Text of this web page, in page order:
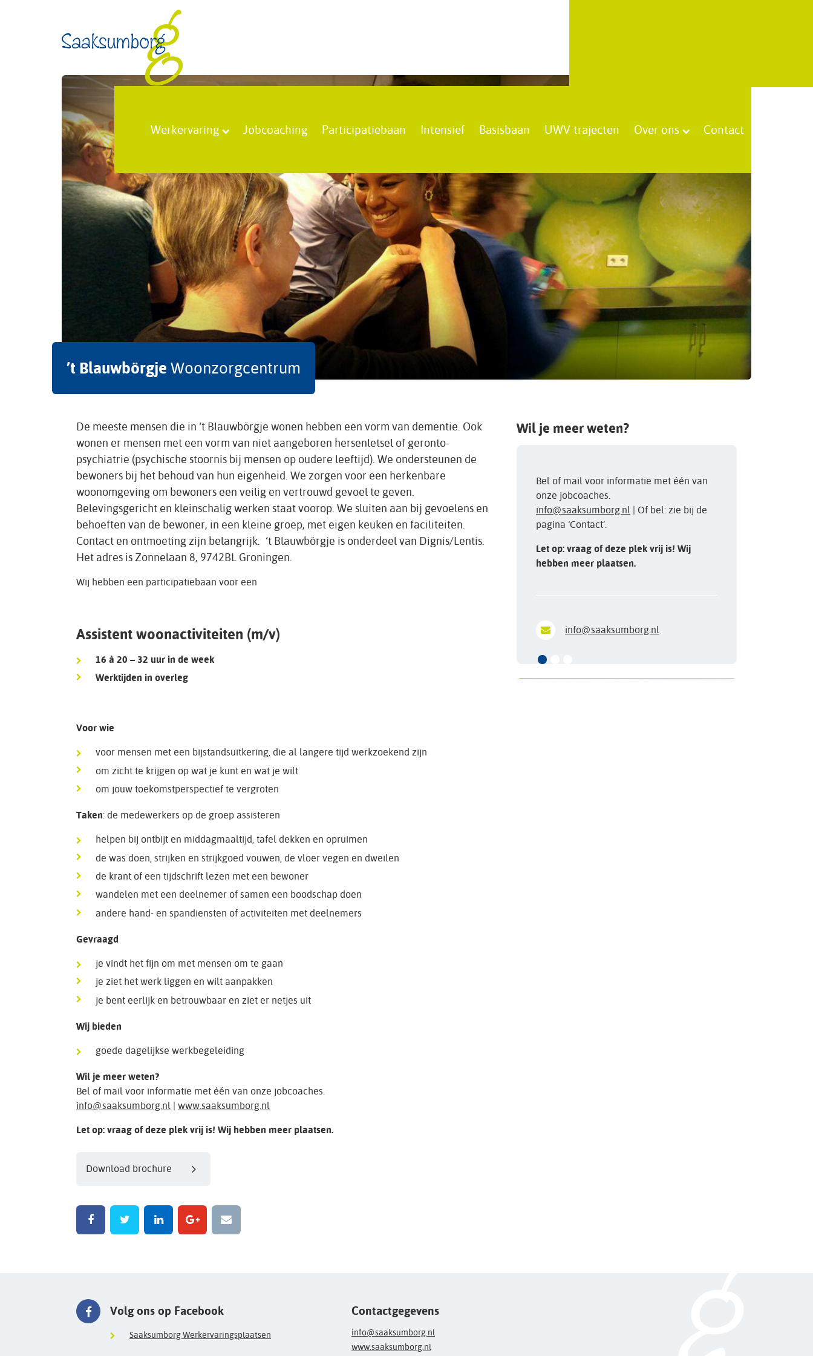
Werkervaring Jobcoaching Participatiebaan Intensief Basisbaan UWV trajecten Over ons Contact
’t Blauwbörgje Woonzorgcentrum
De meeste mensen die in ‘t Blauwbörgje wonen hebben een vorm van dementie. Ook
wonen er mensen met een vorm van niet aangeboren hersenletsel of geronto-
psychiatrie (psychische stoornis bij mensen op oudere leeftijd). We ondersteunen de
bewoners bij het behoud van hun eigenheid. We zorgen voor een herkenbare
woonomgeving om bewoners een veilig en vertrouwd gevoel te geven.
Belevingsgericht en kleinschalig werken staat voorop. We sluiten aan bij gevoelens en
behoeften van de bewoner, in een kleine groep, met eigen keuken en faciliteiten.
Contact en ontmoeting zijn belangrijk. ‘t Blauwbörgje is onderdeel van Dignis/Lentis.
Het adres is Zonnelaan 8, 9742BL Groningen.
Wij hebben een participatiebaan voor een
Assistent woonactiviteiten (m/v)
16 à 20 – 32 uur in de week
Werktijden in overleg
Voor wie
voor mensen met een bijstandsuitkering, die al langere tijd werkzoekend zijn
om zicht te krijgen op wat je kunt en wat je wilt
om jouw toekomstperspectief te vergroten
Taken: de medewerkers op de groep assisteren
helpen bij ontbijt en middagmaaltijd, tafel dekken en opruimen
de was doen, strijken en strijkgoed vouwen, de vloer vegen en dweilen
de krant of een tijdschrift lezen met een bewoner
wandelen met een deelnemer of samen een boodschap doen
andere hand- en spandiensten of activiteiten met deelnemers
Gevraagd
je vindt het fijn om met mensen om te gaan
je ziet het werk liggen en wilt aanpakken
je bent eerlijk en betrouwbaar en ziet er netjes uit
Wij bieden
goede dagelijkse werkbegeleiding
Wil je meer weten?
Bel of mail voor informatie met één van onze jobcoaches.
info@saaksumborg.nl | www.saaksumborg.nl
Let op: vraag of deze plek vrij is! Wij hebben meer plaatsen.
Download brochure
Wil je meer weten?
Bel of mail voor informatie met één van
onze jobcoaches.
info@saaksumborg.nl | Of bel: zie bij de
pagina ‘Contact’.
Let op: vraag of deze plek vrij is! Wij
hebben meer plaatsen.
info@saaksumborg.nl
Volg ons op Facebook
Saaksumborg Werkervaringsplaatsen
Contactgegevens
info@saaksumborg.nl
www.saaksumborg.nl